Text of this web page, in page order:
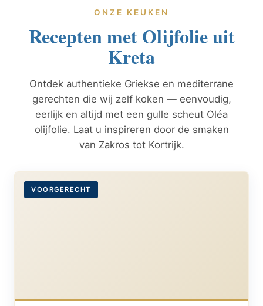
ONZE KEUKEN
Recepten met Olijfolie uit
Kreta
Ontdek authentieke Griekse en mediterrane
gerechten die wij zelf koken — eenvoudig,
eerlijk en altijd met een gulle scheut Oléa
olijfolie. Laat u inspireren door de smaken
van Zakros tot Kortrijk.
VOORGERECHT